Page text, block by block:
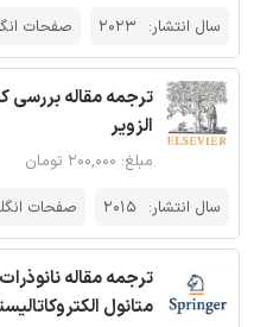
سال انتشار: 2023 صفحات
ترجمه مقاله بررسی
الزویر
مبلغ: ۲۰۰,۰۰۰ تومان
سال انتشار: 2015 صفحات
متانول